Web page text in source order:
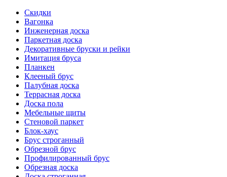
Скидки
Вагонка
Инженерная доска
Паркетная доска
Декоративные бруски и рейки
Имитация бруса
Планкен
Клееный брус
Палубная доска
Террасная доска
Доска пола
Мебельные щиты
Стеновой паркет
Блок-хаус
Брус строганный
Обрезной брус
Профилированный брус
Обрезная доска